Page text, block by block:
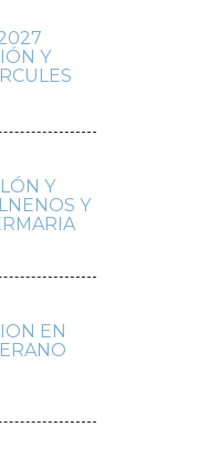
Y
Y
Y
EN